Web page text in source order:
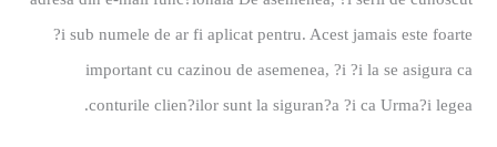
?i sub numele de ar fi aplicat pentru. Acest jamais este foarte
important cu cazinou de asemenea, ?i ?i la se asigura ca
conturile clien?ilor sunt la siguran?a ?i ca Urma?i legea.